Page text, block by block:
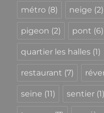
métro (8) neige (2)
pigeon (2) pont (6)
quartier les halles (1)
restaurant (7)
seine (11) sentier (1)